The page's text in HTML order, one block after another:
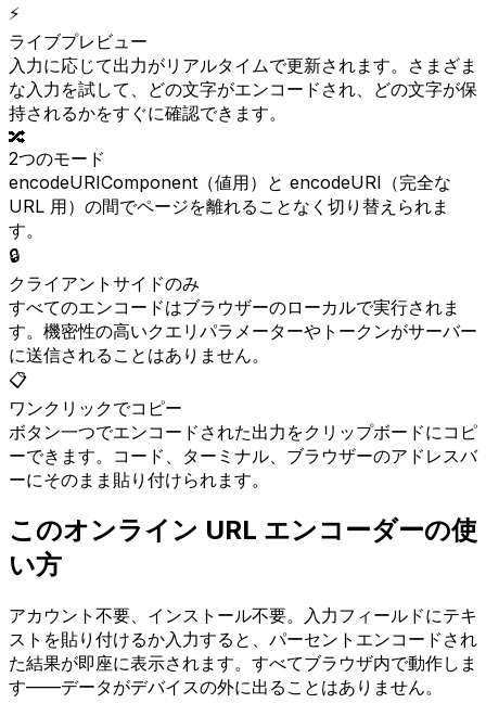
⚡
ライブプレビュー
入力に応じて出力がリアルタイムで更新されます。さまざま
な入力を試して、どの文字がエンコードされ、どの文字が保
持されるかをすぐに確認できます。
🔀
2つのモード
encodeURIComponent（値用）と encodeURI（完全な
URL 用）の間でページを離れることなく切り替えられま
す。
🔒
クライアントサイドのみ
すべてのエンコードはブラウザーのローカルで実行されま
す。機密性の高いクエリパラメーターやトークンがサーバー
に送信されることはありません。
📋
ワンクリックでコピー
ボタン一つでエンコードされた出力をクリップボードにコピ
ーできます。コード、ターミナル、ブラウザーのアドレスバ
ーにそのまま貼り付けられます。
このオンライン URL エンコーダーの使
い方
アカウント不要、インストール不要。入力フィールドにテキ
ストを貼り付けるか入力すると、パーセントエンコードされ
た結果が即座に表示されます。すべてブラウザ内で動作しま
す——データがデバイスの外に出ることはありません。